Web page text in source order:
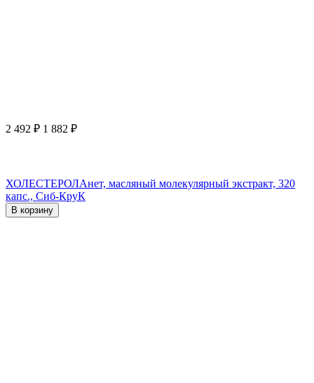
2 492 ₽ 1 882 ₽
ХОЛЕСТЕРОЛАнет, масляный молекулярный экстракт, 320
капс., Сиб-КруК
В корзину